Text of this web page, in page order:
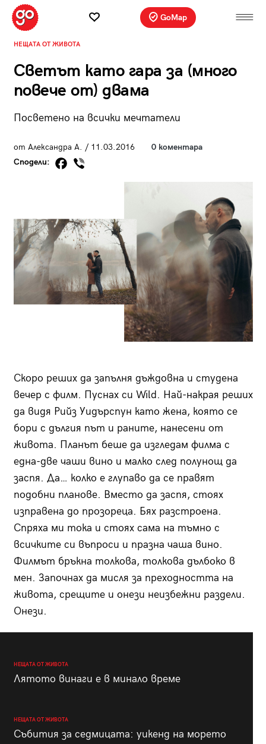
GoMap
НЕЩАТА ОТ ЖИВОТА
Светът като гара за (много
повече от) двама
Посветено на всички мечтатели
от Александра А. / 11.03.2016
0 коментара
Сподели:
Скоро реших да запълня дъждовна и студена
вечер с филм. Пуснах си Wild. Най-накрая реших
да видя Рийз Уидърспун като жена, която се
бори с дългия път и раните, нанесени от
живота. Планът беше да изгледам филма с
една-две чаши вино и малко след полунощ да
заспя. Да… колко е глупаво да се правят
подобни планове. Вместо да заспя, стоях
изправена до прозореца. Бях разстроена.
Спряха ми тока и стоях сама на тъмно с
всичките си въпроси и празна чаша вино.
Филмът бръкна толкова, толкова дълбоко в
мен. Започнах да мисля за преходността на
живота, срещите и онези неизбежни раздели.
Онези.
НЕЩАТА ОТ ЖИВОТА
Лятото винаги е в минало време
НЕЩАТА ОТ ЖИВОТА
Събития за седмицата: уикенд на морето